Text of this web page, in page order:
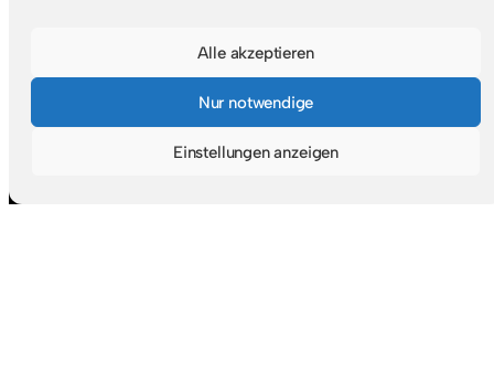
Alle akzeptieren
Nur notwendige
Einstellungen anzeigen
Impressum
Datenschutz